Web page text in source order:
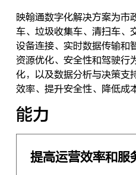
映翰通数字化解决方案为市
车、垃圾收集车、清扫车、
设备连接、实时数据传输和
资源优化、安全性和驾驶行
化，以及数据分析与决策支
效率、提升安全性、降低成
能力
提高运营效率和服